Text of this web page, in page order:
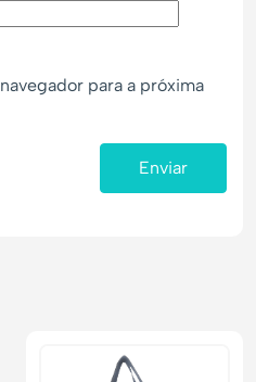
para a próxima